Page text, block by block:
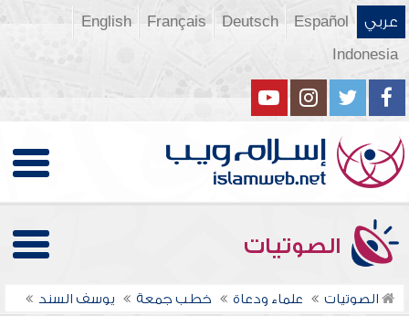
عربي Español
Deutsch
Français
English
Indonesia
الصوتيات
الصوتيات علماء ودعاة خطب جمعة يوسف السند